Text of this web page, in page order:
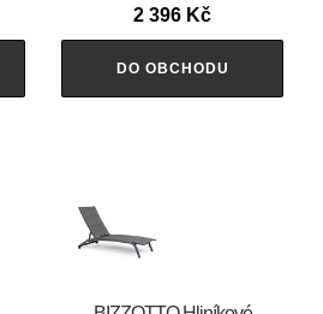
2 396 Kč
DO OBCHODU